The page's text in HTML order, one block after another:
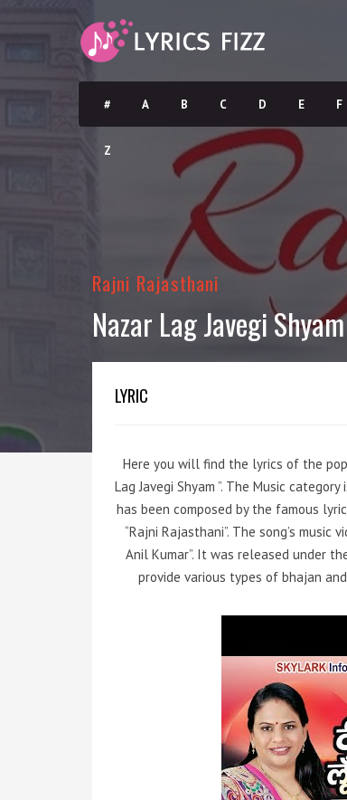
# A B C D E F
Z
Rajni Rajasthani
Nazar Lag Javegi
LYRIC
Here you will find the lyrics of the
Lag Javegi Shyam ”. The Music
has been composed by the famous
“Rajni Rajasthani”. The song’s
Anil Kumar”. It was released under
provide various types of bhajan